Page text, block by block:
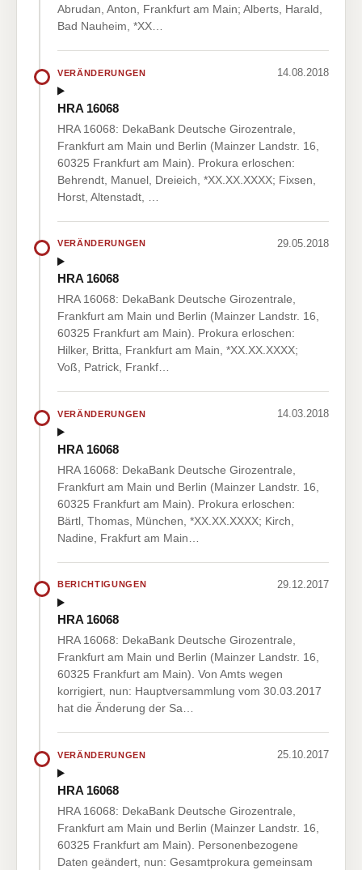
Abrudan, Anton, Frankfurt am Main; Alberts, Harald,
Bad Nauheim, *XX…
VERÄNDERUNGEN 14.08.2018
HRA 16068
HRA 16068: DekaBank Deutsche Girozentrale,
Frankfurt am Main und Berlin (Mainzer Landstr. 16,
60325 Frankfurt am Main). Prokura erloschen:
Behrendt, Manuel, Dreieich, *XX.XX.XXXX; Fixsen,
Horst, Altenstadt, …
VERÄNDERUNGEN 29.05.2018
HRA 16068
HRA 16068: DekaBank Deutsche Girozentrale,
Frankfurt am Main und Berlin (Mainzer Landstr. 16,
60325 Frankfurt am Main). Prokura erloschen:
Hilker, Britta, Frankfurt am Main, *XX.XX.XXXX;
Voß, Patrick, Frankf…
VERÄNDERUNGEN 14.03.2018
HRA 16068
HRA 16068: DekaBank Deutsche Girozentrale,
Frankfurt am Main und Berlin (Mainzer Landstr. 16,
60325 Frankfurt am Main). Prokura erloschen:
Bärtl, Thomas, München, *XX.XX.XXXX; Kirch,
Nadine, Frakfurt am Main…
BERICHTIGUNGEN 29.12.2017
HRA 16068
HRA 16068: DekaBank Deutsche Girozentrale,
Frankfurt am Main und Berlin (Mainzer Landstr. 16,
60325 Frankfurt am Main). Von Amts wegen
korrigiert, nun: Hauptversammlung vom 30.03.2017
hat die Änderung der Sa…
VERÄNDERUNGEN 25.10.2017
HRA 16068
HRA 16068: DekaBank Deutsche Girozentrale,
Frankfurt am Main und Berlin (Mainzer Landstr. 16,
60325 Frankfurt am Main). Personenbezogene
Daten geändert, nun: Gesamtprokura gemeinsam